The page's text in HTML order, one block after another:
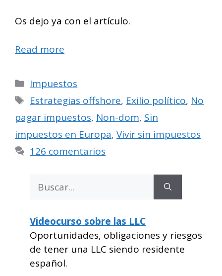
Os dejo ya con el artículo.
Read more
Categorías
Impuestos
Etiquetas
Estrategias offshore, Exilio político, No
pagar impuestos, Non-dom, Sin
impuestos en Europa, Vivir sin impuestos
126 comentarios
Buscar:
Videocurso sobre las LLC
Oportunidades, obligaciones y riesgos
de tener una LLC siendo residente
español.